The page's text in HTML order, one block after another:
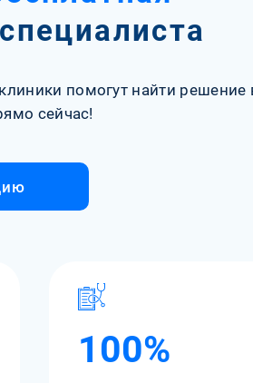
помогут найти решение
сейчас!
100%